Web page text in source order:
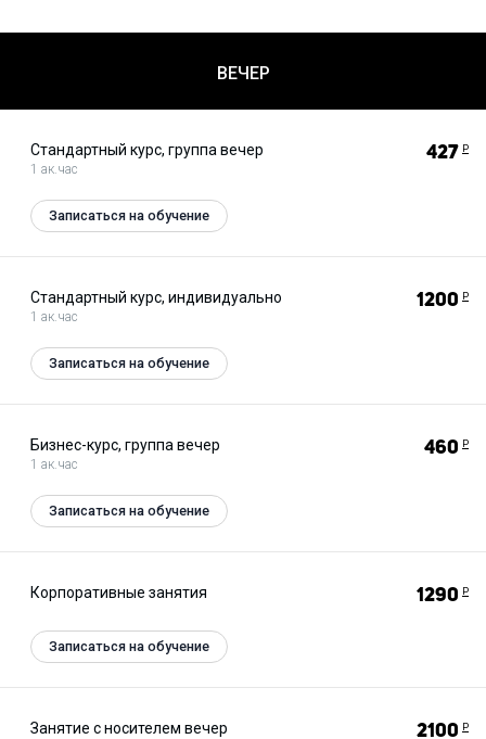
ВЕЧЕР
Стандартный курс, группа вечер
1 ак.час
427 Р
Записаться на обучение
Стандартный курс, индивидуально
1 ак.час
1200 Р
Записаться на обучение
Бизнес-курс, группа вечер
1 ак.час
460 Р
Записаться на обучение
Корпоративные занятия 1290 Р
Записаться на обучение
Занятие с носителем вечер 2100 Р